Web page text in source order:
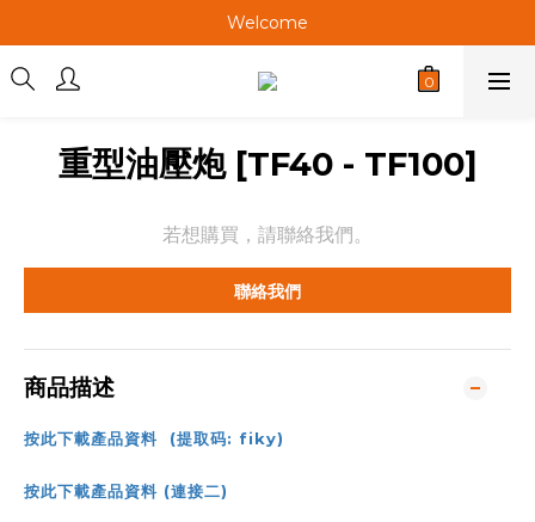
Welcome
Welcome
Welcome
重型油壓炮 [TF40 - TF100]
若想購買，請聯絡我們。
聯絡我們
商品描述
按此下載產品資料 (提取码: fiky)
按此下載產品資料 (連接二)